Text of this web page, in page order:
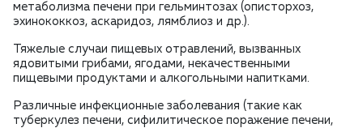
метаболизма печени при гельминтозах (описторхоз,
эхинококкоз, аскаридоз, лямблиоз и др.).
Тяжелые случаи пищевых отравлений, вызванных
ядовитыми грибами, ягодами, некачественными
пищевыми продуктами и алкогольными напитками.
Различные инфекционные заболевания (такие как
туберкулез печени, сифилитическое поражение печени,